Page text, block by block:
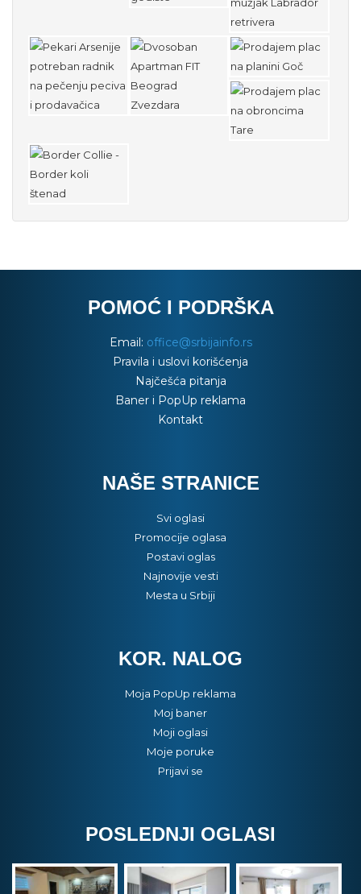
POMOĆ I PODRŠKA
Email: office@srbijainfo.rs
Pravila i uslovi korišćenja
Najčešća pitanja
Baner i PopUp reklama
Kontakt
NAŠE STRANICE
Svi oglasi
Promocije oglasa
Postavi oglas
Najnovije vesti
Mesta u Srbiji
KOR. NALOG
Moja PopUp reklama
Moj baner
Moji oglasi
Moje poruke
Prijavi se
POSLEDNJI OGLASI